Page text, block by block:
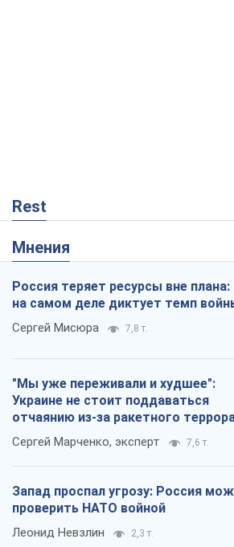
Rest
Мнения
Россия теряет ресурсы вне плана:
на самом деле диктует темп
Сергей Мисюра 7,8 т.
"Мы уже переживали и худшее":
Украине не стоит поддаваться
отчаянию из-за ракетного
Сергей Марченко, эксперт 7,6 т.
Запад проспал угрозу: Россия
проверить НАТО войной
Леонид Невзлин 2,3 т.